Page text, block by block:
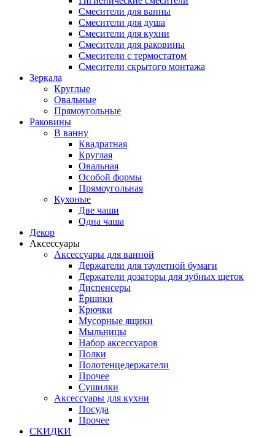
Смесители для ванны
Смесители для душа
Смесители для кухни
Смесители для раковины
Смесители с термостатом
Смесители скрытого монтажа
Зеркала
Круглые
Овальные
Прямоугольные
Раковины
В ванну
Квадратная
Круглая
Овальная
Особой формы
Прямоугольная
Кухоные
Две чаши
Одна чаша
Декор
Аксессуары
Аксессуары для ванной
Держатели для таулетной бумаги
Держатели дозаторы для зубных щеток
Диспенсеры
Ёршики
Крючки
Мусорные ящики
Мыльницы
Набор аксессуаров
Полки
Полотенцедержатели
Прочее
Сушилки
Аксессуары для кухни
Посуда
Прочее
СКИДКИ